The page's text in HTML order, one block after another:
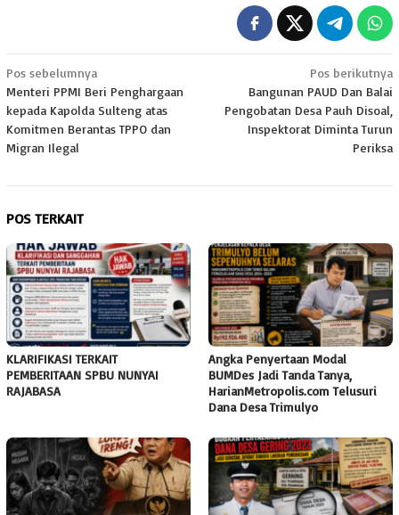
Navigasi
pos
Pos sebelumnya
Menteri PPMI Beri Penghargaan
kepada Kapolda Sulteng atas
Komitmen Berantas TPPO dan
Migran Ilegal
Pos berikutnya
Bangunan PAUD Dan Balai
Pengobatan Desa Pauh Disoal,
Inspektorat Diminta Turun
Periksa
POS TERKAIT
KLARIFIKASI TERKAIT
PEMBERITAAN SPBU NUNYAI
RAJABASA
Angka Penyertaan Modal
BUMDes Jadi Tanda Tanya,
HarianMetropolis.com Telusuri
Dana Desa Trimulyo